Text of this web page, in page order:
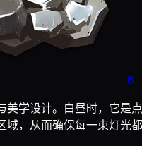
6
学设计。白昼时，它
，从而确保每一束灯光